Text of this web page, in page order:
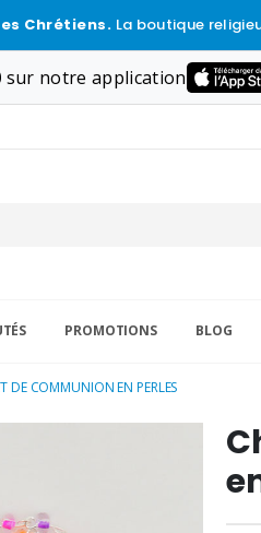
Chrétiens. La boutique
sur notre application
PROMOTIONS BLOG
DE COMMUNION EN PERLES